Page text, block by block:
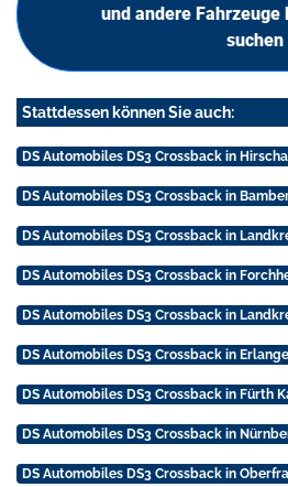
und andere Fahrzeuge
suchen
Stattdessen können Sie auch:
DS Automobiles DS3 Crossback in
DS Automobiles DS3 Crossback in
DS Automobiles DS3 Crossback in
DS Automobiles DS3 Crossback in
DS Automobiles DS3 Crossback in
DS Automobiles DS3 Crossback in
DS Automobiles DS3 Crossback in Fürth
DS Automobiles DS3 Crossback in
DS Automobiles DS3 Crossback in